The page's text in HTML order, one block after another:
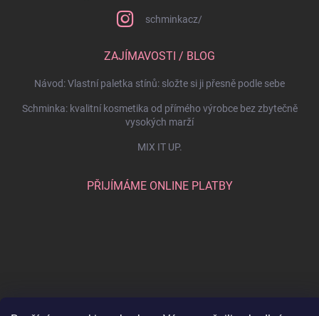
schminkacz/
ZAJÍMAVOSTI / BLOG
Návod: Vlastní paletka stínů: složte si ji přesně podle sebe
Schminka: kvalitní kosmetika od přímého výrobce bez zbytečně
vysokých marží
MIX IT UP.
PŘIJÍMÁME ONLINE PLATBY